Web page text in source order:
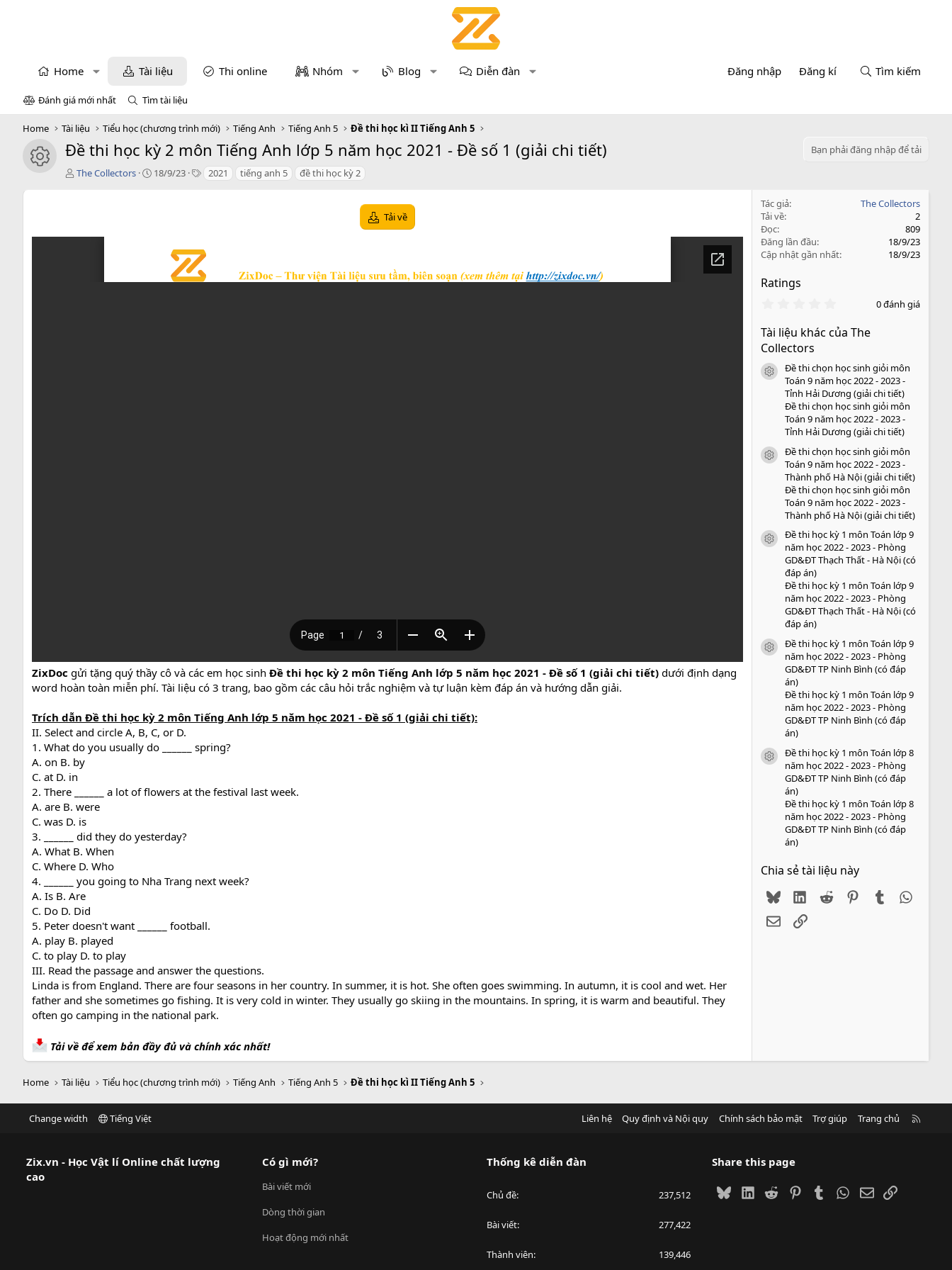
Home Tài liệu Thi online Nhóm Blog Diễn đàn Đăng nhập Đăng kí Tìm kiếm
Đánh giá mới nhất Tìm tài liệu
Home Tài liệu Tiểu học (chương trình mới) Tiếng Anh Tiếng Anh 5 Đề thi học kì II Tiếng Anh 5
icon tài liệu
Đề thi học kỳ 2 môn Tiếng Anh lớp 5 năm học 2021 - Đề số 1 (giải chi tiết)
Bạn phải đăng nhập để tải
T
ả
The Collectors
C18/9/23
T 2021 tiếng anh 5 đề thi học kỳ 2
Tải về
ZixDoc gửi tặng quý thầy cô và các em học sinh Đề thi học kỳ 2 môn Tiếng Anh lớp 5 năm học 2021 - Đề số 1 (giải chi tiết) dưới định dạng
word hoàn toàn miễn phí. Tài liệu có 3 trang, bao gồm các câu hỏi trắc nghiệm và tự luận kèm đáp án và hướng dẫn giải.
Trích dẫn Đề thi học kỳ 2 môn Tiếng Anh lớp 5 năm học 2021 - Đề số 1 (giải chi tiết):
II. Select and circle A, B, C, or D.
1. What do you usually do ______ spring?
A. on B. by
C. at D. in
2. There ______ a lot of flowers at the festival last week.
A. are B. were
C. was D. is
3. ______ did they do yesterday?
A. What B. When
C. Where D. Who
4. ______ you going to Nha Trang next week?
A. Is B. Are
C. Do D. Did
5. Peter doesn't want ______ football.
A. play B. played
C. to play D. to play
III. Read the passage and answer the questions.
Linda is from England. There are four seasons in her country. In summer, it is hot. She often goes swimming. In autumn, it is cool and wet. Her
father and she sometimes go fishing. It is very cold in winter. They usually go skiing in the mountains. In spring, it is warm and beautiful. They
often go camping in the national park.
Tải về để xem bản đầy đủ và chính xác nhất!
Tác giả
The Collectors
Tải về
2
Đọc
809
Đăng lần đầu
18/9/23
Cập nhật gần nhất
18/9/23
Ratings
0
0
o
0 đánh giá
Tài liệu khác của The
Collectors
icon tài liệu
Đề thi chọn học sinh giỏi môn
Toán 9 năm học 2022 - 2023 -
Tỉnh Hải Dương (giải chi tiết)
Đề thi chọn học sinh giỏi môn
Toán 9 năm học 2022 - 2023 -
Tỉnh Hải Dương (giải chi tiết)
icon tài liệu
Đề thi chọn học sinh giỏi môn
Toán 9 năm học 2022 - 2023 -
Thành phố Hà Nội (giải chi tiết)
Đề thi chọn học sinh giỏi môn
Toán 9 năm học 2022 - 2023 -
Thành phố Hà Nội (giải chi tiết)
icon tài liệu
Đề thi học kỳ 1 môn Toán lớp 9
năm học 2022 - 2023 - Phòng
GD&ĐT Thạch Thất - Hà Nội (có
đáp án)
Đề thi học kỳ 1 môn Toán lớp 9
năm học 2022 - 2023 - Phòng
GD&ĐT Thạch Thất - Hà Nội (có
đáp án)
icon tài liệu
Đề thi học kỳ 1 môn Toán lớp 9
năm học 2022 - 2023 - Phòng
GD&ĐT TP Ninh Bình (có đáp
án)
Đề thi học kỳ 1 môn Toán lớp 9
năm học 2022 - 2023 - Phòng
GD&ĐT TP Ninh Bình (có đáp
án)
icon tài liệu
Đề thi học kỳ 1 môn Toán lớp 8
năm học 2022 - 2023 - Phòng
GD&ĐT TP Ninh Bình (có đáp
án)
Đề thi học kỳ 1 môn Toán lớp 8
năm học 2022 - 2023 - Phòng
GD&ĐT TP Ninh Bình (có đáp
án)
Chia sẻ tài liệu này
BlueskyLinkedIn
Reddit PinterestTumblr
EmailLink
Home Tài liệu Tiểu học (chương trình mới) Tiếng Anh Tiếng Anh 5 Đề thi học kì II Tiếng Anh 5
Change width Tiếng Việt Liên hệ Quy định và Nội quy Chính sách bảo mật Trợ giúp Trang chủ
Zix.vn - Học Vật lí Online chất lượng
cao
Có gì mới?
Bài viết mới
Dòng thời gian
Hoạt động mới nhất
Thống kê diễn đàn
Chủ đề 237,512
Bài viết 277,422
Thành viên 139,446
Share this page
BlueskyLinkedIn
Reddit PinterestTumblrWhatsApp
EmailLink